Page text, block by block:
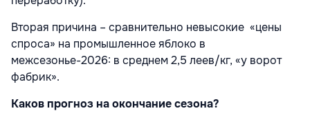
Вторая причина – сравнительно невысокие «цены
спроса» на промышленное яблоко в
межсезонье-2026: в среднем 2,5 леев/кг, «у ворот
фабрик».
Каков прогноз на окончание сезона?